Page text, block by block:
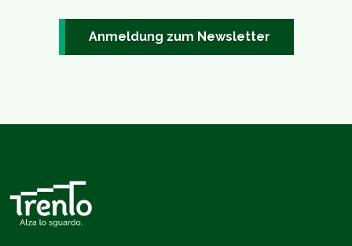
Anmeldung zum Newsletter